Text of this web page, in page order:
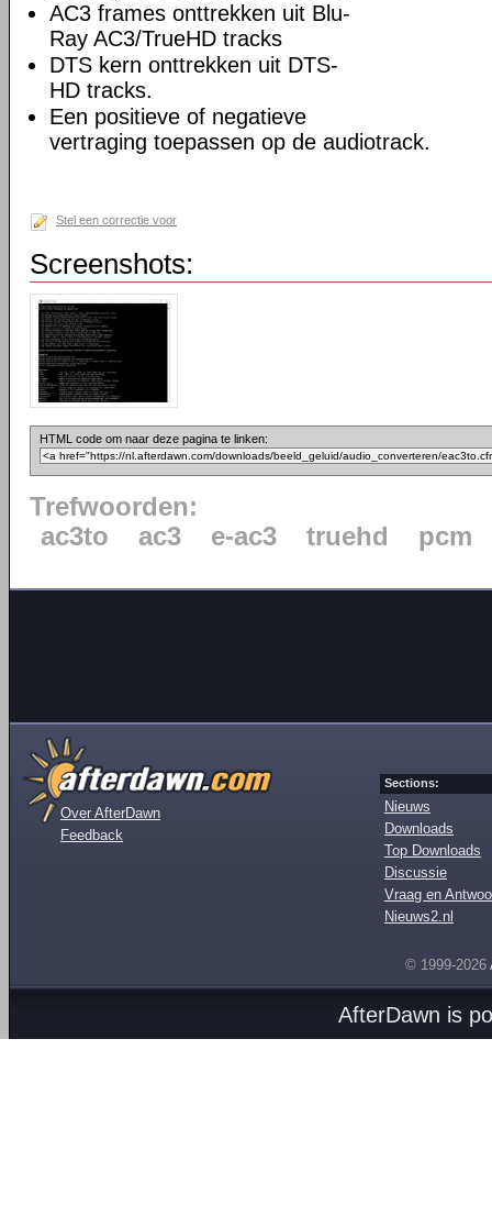
AC3 frames onttrekken uit Blu-
Ray AC3/TrueHD tracks
DTS kern onttrekken uit DTS-
HD tracks.
Een positieve of negatieve
vertraging toepassen op de audiotrack.
Stel een correctie voor
Screenshots:
HTML code om naar deze pagina te linken:
Trefwoorden:
ac3to
ac3 e-ac3 truehd pcm
Over AfterDawn
Feedback
Sections:
Nieuws
Downloads
Top Downloads
Discussie
Vraag en
Nieuws2.nl
© 1999-2026
AfterDawn is